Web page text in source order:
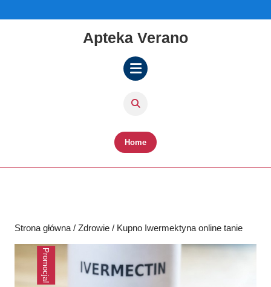
to
Apteka Verano
Button
Home
Strona główna / Zdrowie / Kupno Iwermektyna online tanie
Promocja!